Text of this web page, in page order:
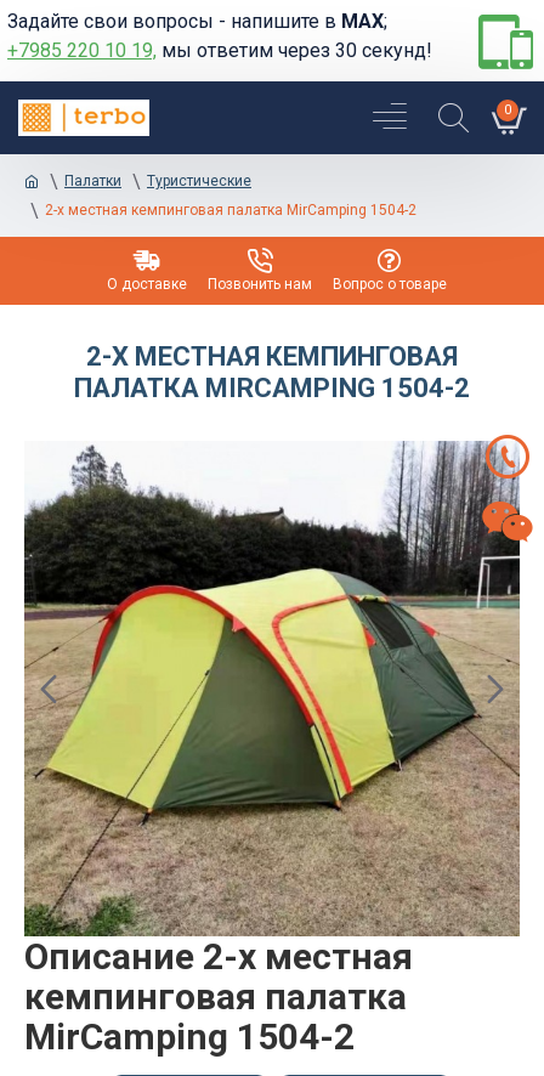
Задайте свои вопросы - напишите в MAX;
+7985 220 10 19, мы ответим через 30 секунд!
0
Палатки
Туристические
2-х местная кемпинговая палатка MirCamping 1504-2
О доставке Позвонить нам Вопрос о товаре
2-Х МЕСТНАЯ КЕМПИНГОВАЯ
ПАЛАТКА MIRCAMPING 1504-2
Описание 2-х местная
кемпинговая палатка
MirCamping 1504-2